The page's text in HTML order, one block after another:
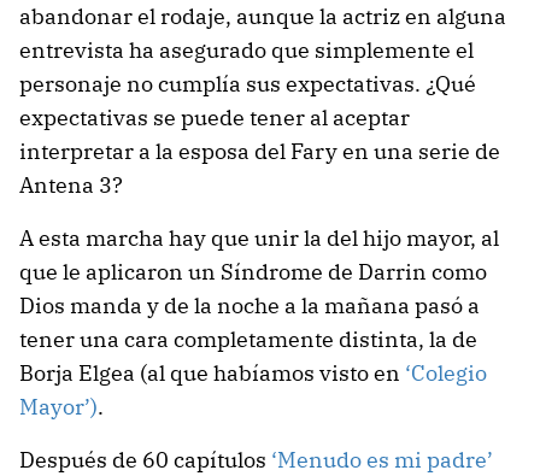
abandonar el rodaje, aunque la actriz en alguna
entrevista ha asegurado que simplemente el
personaje no cumplía sus expectativas. ¿Qué
expectativas se puede tener al aceptar
interpretar a la esposa del Fary en una serie de
Antena 3?
A esta marcha hay que unir la del hijo mayor, al
que le aplicaron un Síndrome de Darrin como
Dios manda y de la noche a la mañana pasó a
tener una cara completamente distinta, la de
Borja Elgea (al que habíamos visto en ‘Colegio
Mayor’).
Después de 60 capítulos ‘Menudo es mi padre’